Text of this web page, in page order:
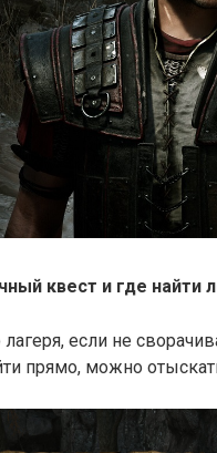
квест и где найти
если не
прямо, можно